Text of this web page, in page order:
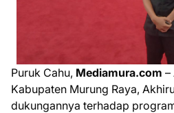
Puruk Cahu, Mediamura.com –
Kabupaten Murung Raya,
dukungannya terhadap